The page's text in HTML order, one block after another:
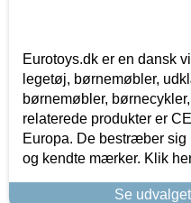
Eurotoys.dk er en dansk
legetøj, børnemøbler,
børnemøbler,
relaterede produkter er
Europa. De bestræber
og kendte mærker. Klik
Se